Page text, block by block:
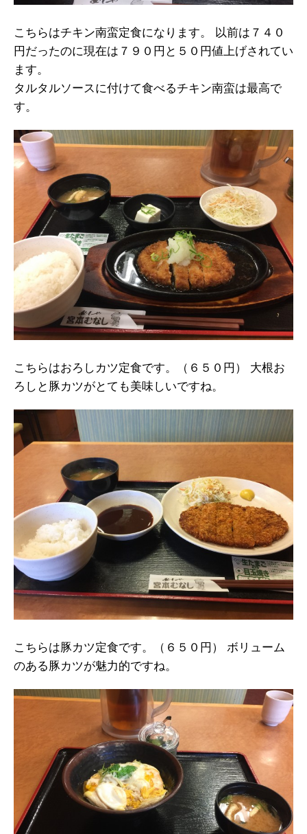
こちらはチキン南蛮定食になります。 以前は７４０
円だったのに現在は７９０円と５０円値上げされてい
ます。
タルタルソースに付けて食べるチキン南蛮は最高で
す。
こちらはおろしカツ定食です。（６５０円） 大根お
ろしと豚カツがとても美味しいですね。
こちらは豚カツ定食です。（６５０円） ボリューム
のある豚カツが魅力的ですね。